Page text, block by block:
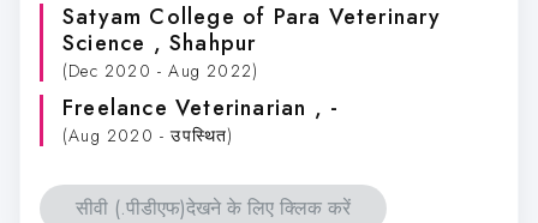
Satyam College of Para Veterinary
Science , Shahpur
(Dec 2020 - Aug 2022)
Freelance Veterinarian , -
(Aug 2020 - उपस्थित)
सीवी (.पीडीएफ)देखने के लिए क्लिक करें